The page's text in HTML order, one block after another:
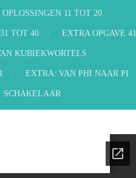
OPLOSSINGEN 11 TOT 20
TOT 40 EXTRA OPGAVE 41
KUBIEKWORTELS
EXTRA: VAN PHI NAAR PI
SCHAKELAAR